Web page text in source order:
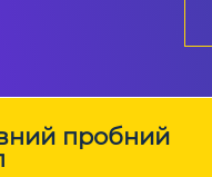
пробний